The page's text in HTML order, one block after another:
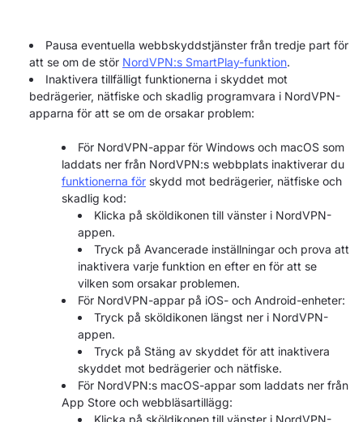
Pausa eventuella webbskyddstjänster från tredje part för
att se om de stör NordVPN:s SmartPlay-funktion.
Inaktivera tillfälligt funktionerna i skyddet mot
bedrägerier, nätfiske och skadlig programvara i NordVPN-
apparna för att se om de orsakar problem:
För NordVPN-appar för Windows och macOS som
laddats ner från NordVPN:s webbplats inaktiverar du
funktionerna för skydd mot bedrägerier, nätfiske och
skadlig kod:
Klicka på sköldikonen till vänster i NordVPN-
appen.
Tryck på Avancerade inställningar och prova att
inaktivera varje funktion en efter en för att se
vilken som orsakar problemen.
För NordVPN-appar på iOS- och Android-enheter:
Tryck på sköldikonen längst ner i NordVPN-
appen.
Tryck på Stäng av skyddet för att inaktivera
skyddet mot bedrägerier och nätfiske.
För NordVPN:s macOS-appar som laddats ner från
App Store och webbläsartillägg:
Klicka på sköldikonen till vänster i NordVPN-